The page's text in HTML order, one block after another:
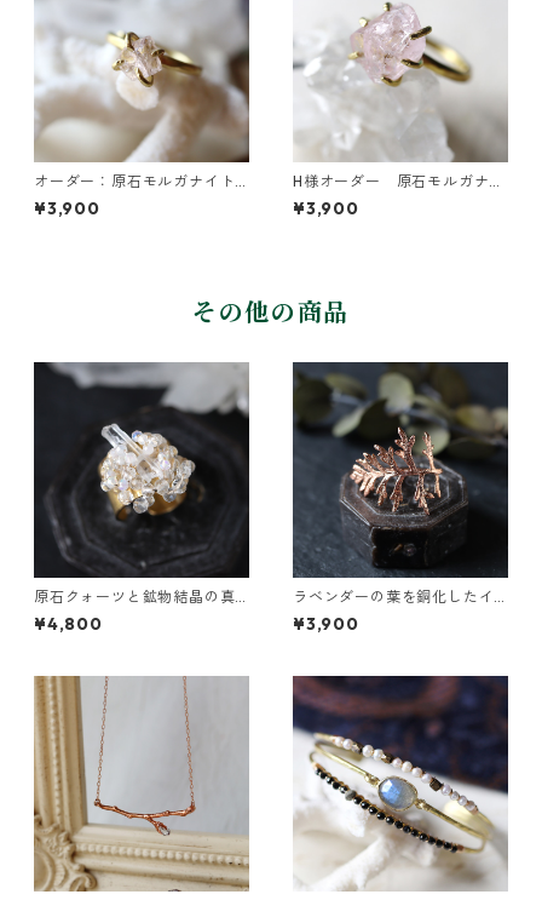
オーダー：原石モルガナイト
のイヤーカフ
¥3,900
H様オーダー 原石モルガナイ
トのイヤーカフ
¥3,900
その他の商品
原石クォーツと鉱物結晶の真
鍮幅広イヤーカフ
¥4,800
ラベンダーの葉を銅化したイ
ヤーカフ
¥3,900